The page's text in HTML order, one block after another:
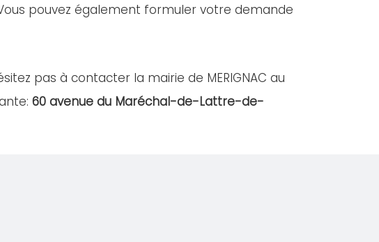
pouvez également formuler votre demande
pas à contacter la mairie de MERIGNAC au
60 avenue du Maréchal-de-Lattre-de-